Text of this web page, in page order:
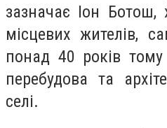
зазначає Іон Ботош,
місцевих жителів,
понад 40 років
перебудова та
селі.